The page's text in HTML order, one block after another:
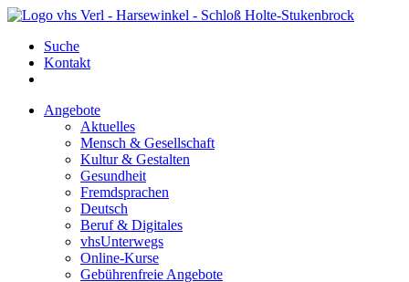
Suche
Kontakt
Angebote
Aktuelles
Mensch & Gesellschaft
Kultur & Gestalten
Gesundheit
Fremdsprachen
Deutsch
Beruf & Digitales
vhsUnterwegs
Online-Kurse
Gebührenfreie Angebote